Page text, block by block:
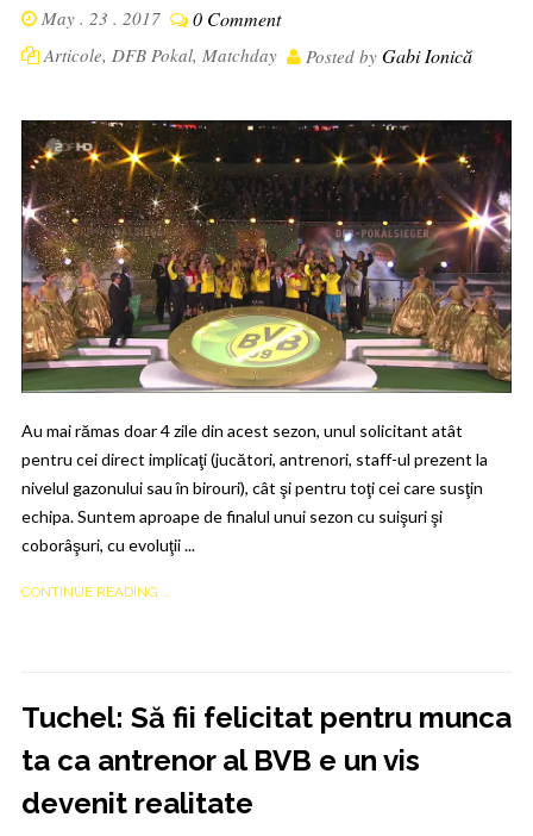
May . 23 . 2017 0 Comment
Articole, DFB Pokal, Matchday Posted by Gabi Ionică
Au mai rămas doar 4 zile din acest sezon, unul solicitant atât
pentru cei direct implicaţi (jucători, antrenori, staff-ul prezent la
nivelul gazonului sau în birouri), cât şi pentru toţi cei care susţin
echipa. Suntem aproape de finalul unui sezon cu suişuri şi
coborâşuri, cu evoluţii ...
CONTINUE READING ...
Tuchel: Să fii felicitat pentru munca
ta ca antrenor al BVB e un vis
devenit realitate